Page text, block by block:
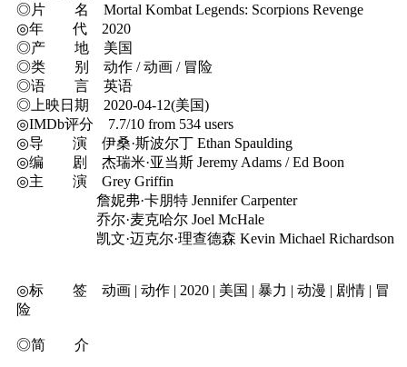
◎片 名 Mortal Kombat Legends: Scorpions Revenge
◎年 代 2020
◎产 地 美国
◎类 别 动作 / 动画 / 冒险
◎语 言 英语
◎上映日期 2020-04-12(美国)
◎IMDb评分 7.7/10 from 534 users
◎导 演 伊桑·斯波尔丁 Ethan Spaulding
◎编 剧 杰瑞米·亚当斯 Jeremy Adams / Ed Boon
◎主 演 Grey Griffin
詹妮弗·卡朋特 Jennifer Carpenter
乔尔·麦克哈尔 Joel McHale
凯文·迈克尔·理查德森 Kevin Michael Richardson
◎标 签 动画 | 动作 | 2020 | 美国 | 暴力 | 动漫 | 剧情 | 冒
险
◎简 介